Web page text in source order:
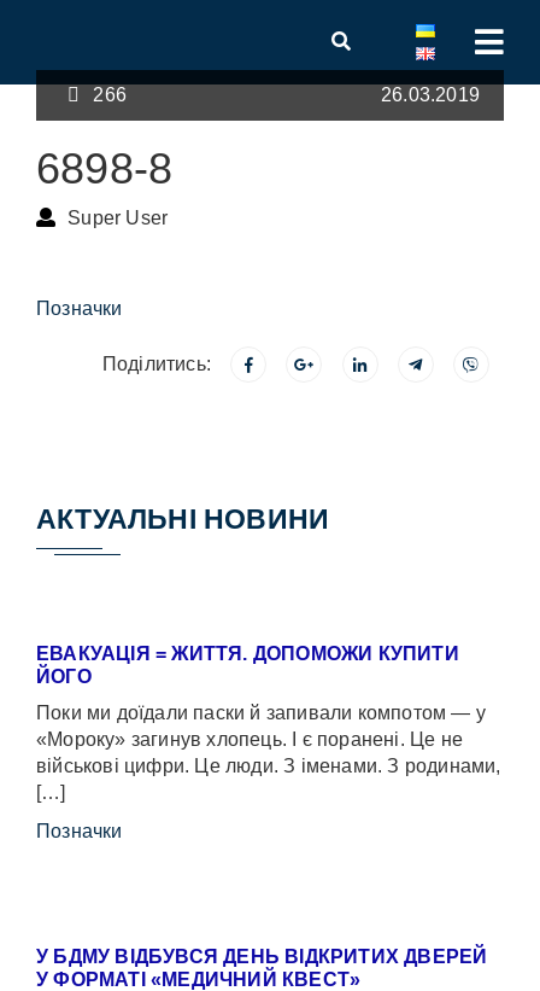
266 26.03.2019
6898-8
Super User
Позначки
Поділитись:
АКТУАЛЬНІ НОВИНИ
ЕВАКУАЦІЯ = ЖИТТЯ. ДОПОМОЖИ КУПИТИ
ЙОГО
Поки ми доїдали паски й запивали компотом — у
«Мороку» загинув хлопець. І є поранені. Це не
військові цифри. Це люди. З іменами. З родинами,
[…]
Позначки
У БДМУ ВІДБУВСЯ ДЕНЬ ВІДКРИТИХ ДВЕРЕЙ
У ФОРМАТІ «МЕДИЧНИЙ КВЕСТ»